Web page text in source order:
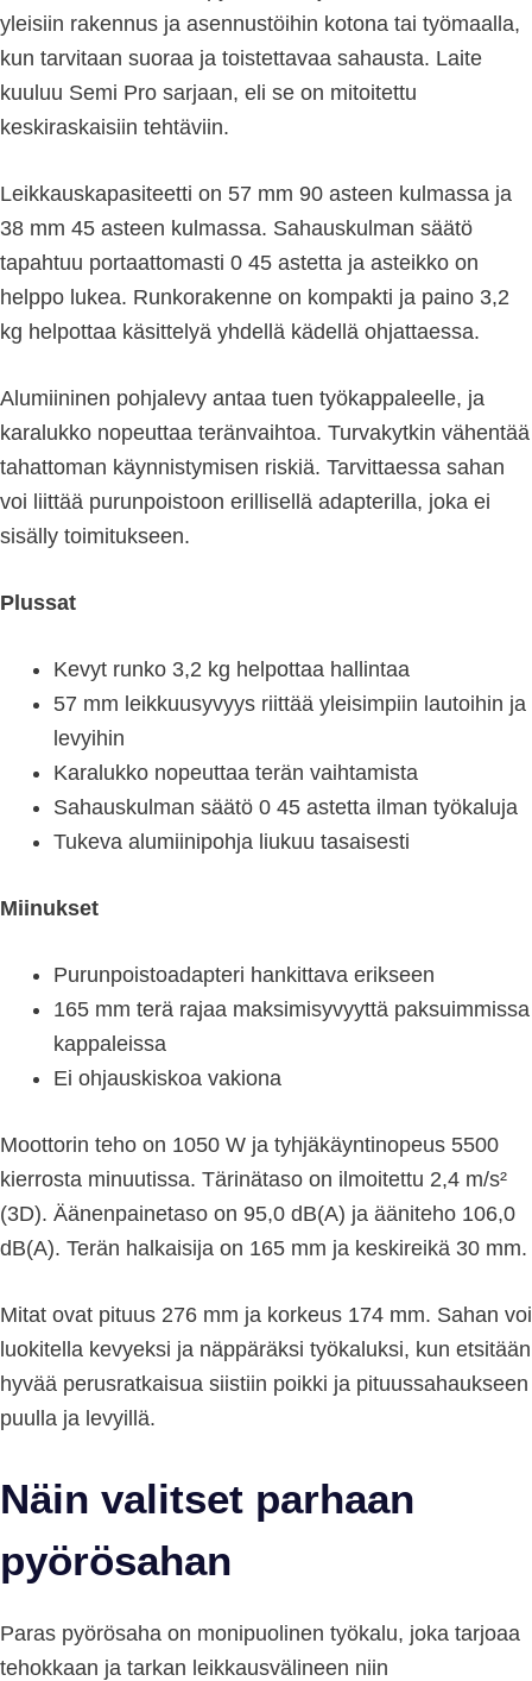
yleisiin rakennus ja asennustöihin kotona tai työmaalla,
kun tarvitaan suoraa ja toistettavaa sahausta. Laite
kuuluu Semi Pro sarjaan, eli se on mitoitettu
keskiraskaisiin tehtäviin.
Leikkauskapasiteetti on 57 mm 90 asteen kulmassa ja
38 mm 45 asteen kulmassa. Sahauskulman säätö
tapahtuu portaattomasti 0 45 astetta ja asteikko on
helppo lukea. Runkorakenne on kompakti ja paino 3,2
kg helpottaa käsittelyä yhdellä kädellä ohjattaessa.
Alumiininen pohjalevy antaa tuen työkappaleelle, ja
karalukko nopeuttaa teränvaihtoa. Turvakytkin vähentää
tahattoman käynnistymisen riskiä. Tarvittaessa sahan
voi liittää purunpoistoon erillisellä adapterilla, joka ei
sisälly toimitukseen.
Plussat
Kevyt runko 3,2 kg helpottaa hallintaa
57 mm leikkuusyvyys riittää yleisimpiin lautoihin ja
levyihin
Karalukko nopeuttaa terän vaihtamista
Sahauskulman säätö 0 45 astetta ilman työkaluja
Tukeva alumiinipohja liukuu tasaisesti
Miinukset
Purunpoistoadapteri hankittava erikseen
165 mm terä rajaa maksimisyvyyttä paksuimmissa
kappaleissa
Ei ohjauskiskoa vakiona
Moottorin teho on 1050 W ja tyhjäkäyntinopeus 5500
kierrosta minuutissa. Tärinätaso on ilmoitettu 2,4 m/s²
(3D). Äänenpainetaso on 95,0 dB(A) ja ääniteho 106,0
dB(A). Terän halkaisija on 165 mm ja keskireikä 30 mm.
Mitat ovat pituus 276 mm ja korkeus 174 mm. Sahan voi
luokitella kevyeksi ja näppäräksi työkaluksi, kun etsitään
hyvää perusratkaisua siistiin poikki ja pituussahaukseen
puulla ja levyillä.
Näin valitset parhaan
pyörösahan
Paras pyörösaha on monipuolinen työkalu, joka tarjoaa
tehokkaan ja tarkan leikkausvälineen niin